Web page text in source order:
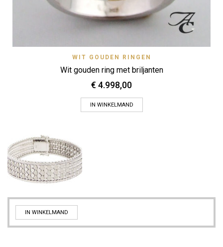
WIT GOUDEN RINGEN
Wit gouden ring met briljanten
€ 4.998,00
IN WINKELMAND
IN WINKELMAND